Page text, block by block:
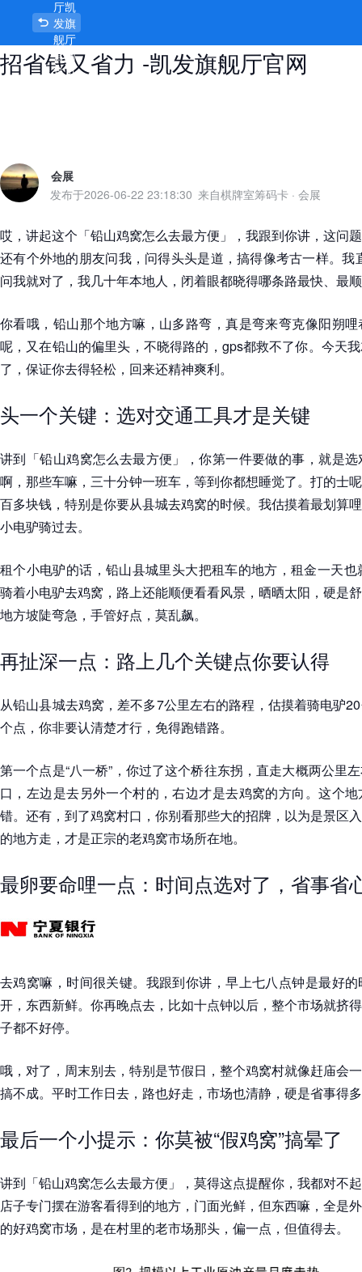
铅山鸡窝怎么去最方便？老鬼教你一
招省钱又省力 -凯发旗舰厅官网
厅凯
发旗
舰厅
官网
首页
会展
发布于2026-06-22 23:18:30 来自棋牌室筹码卡 · 会展
哎，讲起这个「铅山鸡窝怎么去最方便」，我跟到你讲，这问
还有个外地的朋友问我，问得头头是道，搞得像考古一样。我
问我就对了，我几十年本地人，闭着眼都晓得哪条路最快、最
你看哦，铅山那个地方嘛，山多路弯，真是弯来弯克像阳朔
呢，又在铅山的偏里头，不晓得路的，gps都救不了你。今天
了，保证你去得轻松，回来还精神爽利。
头一个关键：选对交通工具才是关键
讲到「铅山鸡窝怎么去最方便」，你第一件要做的事，就是
啊，那些车嘛，三十分钟一班车，等到你都想睡觉了。打的士
百多块钱，特别是你要从县城去鸡窝的时候。我估摸着最划算
小电驴骑过去。
租个小电驴的话，铅山县城里头大把租车的地方，租金一天
骑着小电驴去鸡窝，路上还能顺便看看风景，晒晒太阳，硬是
地方坡陡弯急，手管好点，莫乱飙。
再扯深一点：路上几个关键点你要认得
从铅山县城去鸡窝，差不多7公里左右的路程，估摸着骑电驴
个点，你非要认清楚才行，免得跑错路。
第一个点是“八一桥”，你过了这个桥往东拐，直走大概两公里
口，左边是去另外一个村的，右边才是去鸡窝的方向。这个
错。还有，到了鸡窝村口，你别看那些大的招牌，以为是景区
的地方走，才是正宗的老鸡窝市场所在地。
最卵要命哩一点：时间点选对了，省事省
去鸡窝嘛，时间很关键。我跟到你讲，早上七八点钟是最好
开，东西新鲜。你再晚点去，比如十点钟以后，整个市场就挤
子都不好停。
哦，对了，周末别去，特别是节假日，整个鸡窝村就像赶庙会
搞不成。平时工作日去，路也好走，市场也清静，硬是省事得
最后一个小提示：你莫被“假鸡窝”搞晕了
讲到「铅山鸡窝怎么去最方便」，莫得这点提醒你，我都对不
店子专门摆在游客看得到的地方，门面光鲜，但东西嘛，全是
的好鸡窝市场，是在村里的老市场那头，偏一点，但值得去。